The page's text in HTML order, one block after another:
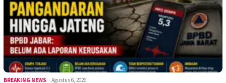
BREAKING NEWS Agustus 6, 2026